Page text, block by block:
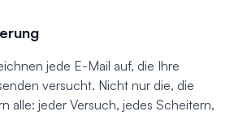
jede E-Mail auf, die Ihre
versucht. Nicht nur die, die
alle: jeder Versuch, jedes Scheitern,